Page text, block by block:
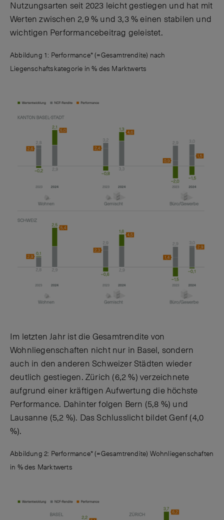
Nutzungsarten seit 2023 leicht gestiegen und hat mit
Werten zwischen 2,9 % und 3,3 % einen stabilen und
wichtigen Performancebeitrag geleistet.
Abbildung 1: Performance* (=Gesamtrendite) nach
Liegenschaftskategorie in % des Marktwerts
Im letzten Jahr ist die Gesamtrendite von
Wohnliegenschaften nicht nur in Basel, sondern
auch in den anderen Schweizer Städten wieder
deutlich gestiegen. Zürich (6,2 %) verzeichnete
aufgrund einer kräftigen Aufwertung die höchste
Performance. Dahinter folgen Bern (5,8 %) und
Lausanne (5,2 %). Das Schlusslicht bildet Genf (4,0
%).
Abbildung 2: Performance* (=Gesamtrendite) Wohnliegenschaften
in % des Marktwerts